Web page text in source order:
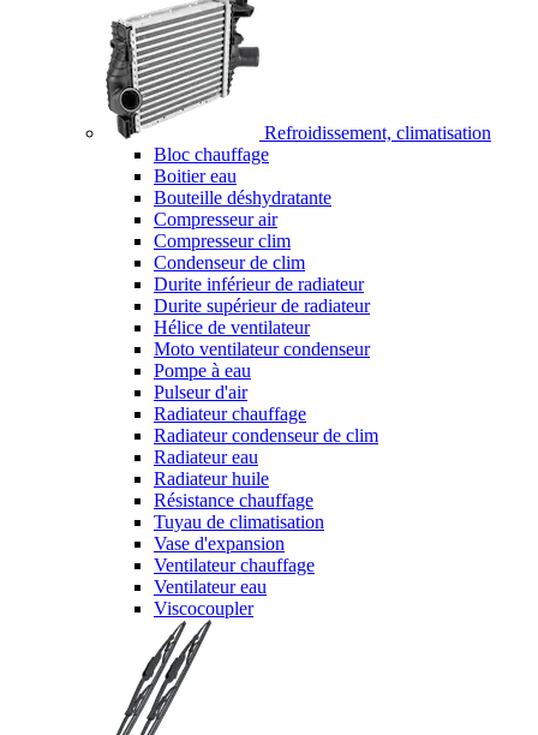
Refroidissement, climatisation
Bloc chauffage
Boitier eau
Bouteille déshydratante
Compresseur air
Compresseur clim
Condenseur de clim
Durite inférieur de radiateur
Durite supérieur de radiateur
Hélice de ventilateur
Moto ventilateur condenseur
Pompe à eau
Pulseur d'air
Radiateur chauffage
Radiateur condenseur de clim
Radiateur eau
Radiateur huile
Résistance chauffage
Tuyau de climatisation
Vase d'expansion
Ventilateur chauffage
Ventilateur eau
Viscocoupler